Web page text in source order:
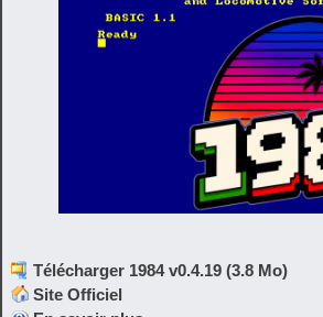
Télécharger 1984 v0.4.19 (3.8 Mo)
Site Officiel